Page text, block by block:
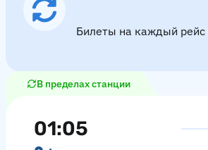
Билеты на каждый рейс
В пределах станции
01:05